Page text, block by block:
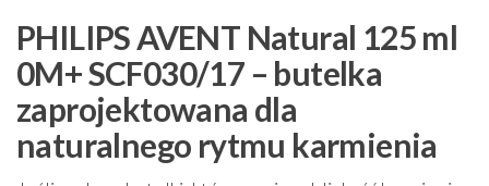
PHILIPS AVENT Natural 125 ml
0M+ SCF030/17 – butelka
zaprojektowana dla
naturalnego rytmu karmienia